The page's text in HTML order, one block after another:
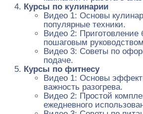
Курсы по кулинарии
Видео 1: Основы
популярные техники.
Видео 2: Приготовление
пошаговым
Видео 3: Советы по
подаче.
Курсы по фитнесу
Видео 1: Основы
важность разогрева.
Видео 2: Простой
ежедневного